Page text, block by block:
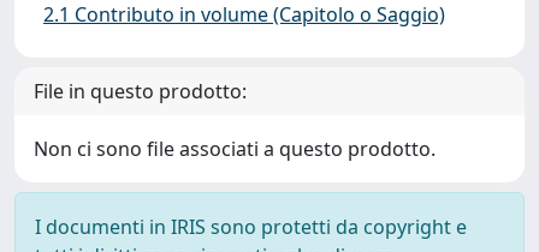
2.1 Contributo in volume (Capitolo o Saggio)
File in questo prodotto:
Non ci sono file associati a questo prodotto.
I documenti in IRIS sono protetti da copyright e